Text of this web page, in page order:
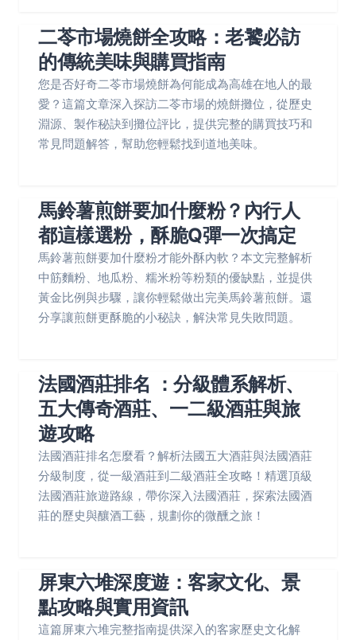
二苓市場燒餅全攻略：老饕必訪
的傳統美味與購買指南
您是否好奇二苓市場燒餅為何能成為高雄在地人的最
愛？這篇文章深入探訪二苓市場的燒餅攤位，從歷史
淵源、製作秘訣到攤位評比，提供完整的購買技巧和
常見問題解答，幫助您輕鬆找到道地美味。
馬鈴薯煎餅要加什麼粉？內行人
都這樣選粉，酥脆Q彈一次搞定
馬鈴薯煎餅要加什麼粉才能外酥內軟？本文完整解析
中筋麵粉、地瓜粉、糯米粉等粉類的優缺點，並提供
黃金比例與步驟，讓你輕鬆做出完美馬鈴薯煎餅。還
分享讓煎餅更酥脆的小秘訣，解決常見失敗問題。
法國酒莊排名 ：分級體系解析、
五大傳奇酒莊、一二級酒莊與旅
遊攻略
法國酒莊排名怎麼看？解析法國五大酒莊與法國酒莊
分級制度，從一級酒莊到二級酒莊全攻略！精選頂級
法國酒莊旅遊路線，帶你深入法國酒莊，探索法國酒
莊的歷史與釀酒工藝，規劃你的微醺之旅！
屏東六堆深度遊：客家文化、景
點攻略與實用資訊
這篇屏東六堆完整指南提供深入的客家歷史文化解